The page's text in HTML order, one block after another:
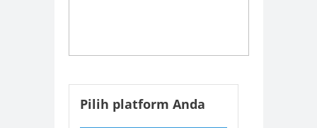
Pilih platform Anda